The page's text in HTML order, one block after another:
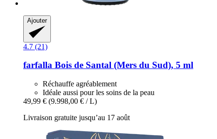
Ajouter
4.7 (21)
farfalla Bois de Santal (Mers du Sud), 5 ml
Réchauffe agréablement
Idéale aussi pour les soins de la peau
49,99 € (9.998,00 € / L)
Livraison gratuite jusqu’au 17 août